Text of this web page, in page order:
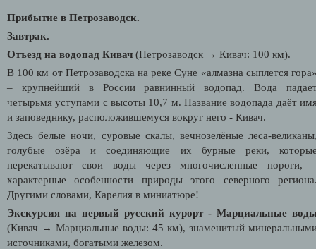
Прибытие в Петрозаводск.
Завтрак.
Отъезд на водопад Кивач (Петрозаводск → Кивач: 100 км).
В 100 км от Петрозаводска на реке Суне «алмазна сыплется
– крупнейший в России равнинный водопад. Вода
четырьмя уступами с высоты 10,7 м. Название водопада даёт
и заповеднику, расположившемуся вокруг него - Кивач.
Здесь белые ночи, суровые скалы, вечнозелёные леса-
голубые озёра и соединяющие их бурные реки,
перекатывают свои воды через многочисленные пороги,
характерные особенности природы этого северного
Другими словами, Карелия в миниатюре!
Экскурсия на первый русский курорт - Марциальные
(Кивач → Марциальные воды: 45 км), знаменитый
источниками, богатыми железом.